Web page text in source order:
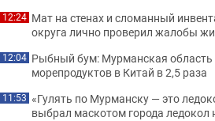
12:24 Мат на стенах и сломанный
округа лично проверил жалобы
12:04 Рыбный бум: Мурманская область
морепродуктов в Китай в 2,5 раза
11:53 «Гулять по Мурманску — это
выбрал маскотом города ледокол